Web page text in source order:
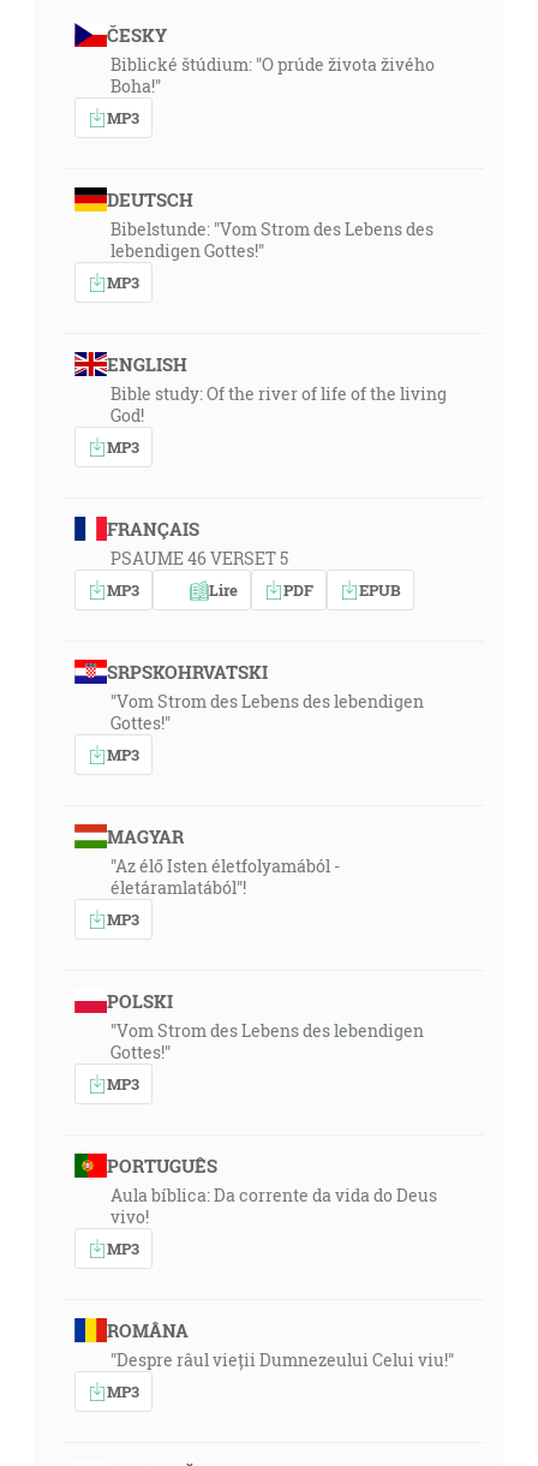
ČESKY
Biblické štúdium: "O prúde života živého
Boha!"
MP3
DEUTSCH
Bibelstunde: "Vom Strom des Lebens des
lebendigen Gottes!"
MP3
ENGLISH
Bible study: Of the river of life of the living
God!
MP3
FRANÇAIS
PSAUME 46 VERSET 5
MP3 Lire PDF EPUB
SRPSKOHRVATSKI
"Vom Strom des Lebens des lebendigen
Gottes!"
MP3
MAGYAR
"Az élő Isten életfolyamából -
életáramlatából"!
MP3
POLSKI
"Vom Strom des Lebens des lebendigen
Gottes!"
MP3
PORTUGUÊS
Aula bíblica: Da corrente da vida do Deus
vivo!
MP3
ROMÂNA
"Despre râul vieții Dumnezeului Celui viu!"
MP3